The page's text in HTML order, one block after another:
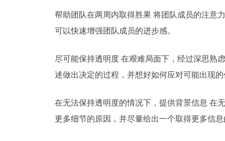
帮助团队在两周内取得胜果 将团队成员的注意
可以快速增强团队成员的进步感。
尽可能保持透明度 在艰难局面下，经过深思熟
述做出决定的过程，并想好如何应对可能出现
在无法保持透明度的情况下，提供背景信息 在
更多细节的原因，并尽量给出一个取得更多信